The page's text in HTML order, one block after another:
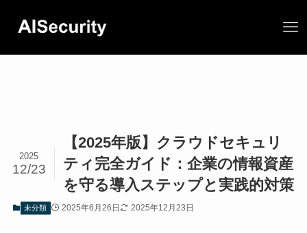
【2025年版】クラウドセキュリ
ティ完全ガイド：企業の情報資産
を守る導入ステップと実践的対策
2025
12/23
未分類 2025年6月26日 2025年12月23日